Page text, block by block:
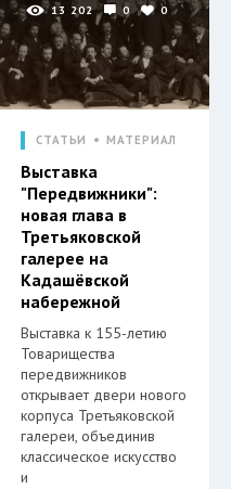
13 202 0 0
СТАТЬИ МАТЕРИАЛ
Выставка
"Передвижники":
новая глава в
Третьяковской
галерее на
Кадашёвской
набережной
Выставка к 155-летию
Товарищества
передвижников
открывает двери нового
корпуса Третьяковской
галереи, объединив
классическое искусство
и